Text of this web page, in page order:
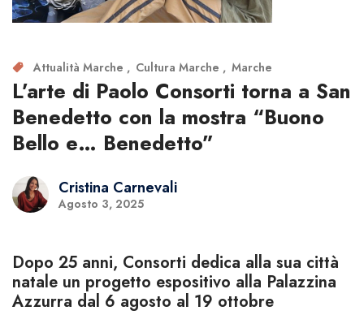
Attualità Marche Cultura Marche Marche
L’arte di Paolo Consorti torna a San
Benedetto con la mostra “Buono
Bello e… Benedetto”
Cristina Carnevali
Agosto 3, 2025
Dopo 25 anni, Consorti dedica alla sua città
natale un progetto espositivo alla Palazzina
Azzurra dal 6 agosto al 19 ottobre